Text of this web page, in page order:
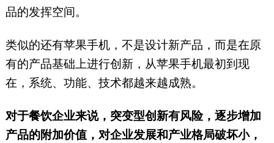
品的发挥空间。
类似的还有苹果手机，不是设计新产品，而是在原
有的产品基础上进行创新，从苹果手机最初到现
在，系统、功能、技术都越来越成熟。
对于餐饮企业来说，突变型创新有风险，逐步增加
产品的附加价值，对企业发展和产业格局破坏小，